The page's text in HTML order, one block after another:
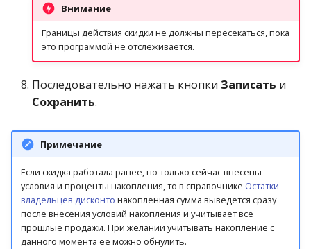
Внимание
Границы действия скидки не должны пересекаться, пока
это программой не отслеживается.
Последовательно нажать кнопки Записать и
Сохранить.
Примечание
Если скидка работала ранее, но только сейчас внесены
условия и проценты накопления, то в справочнике Остатки
владельцев дисконто накопленная сумма выведется сразу
после внесения условий накопления и учитывает все
прошлые продажи. При желании учитывать накопление с
данного момента её можно обнулить.